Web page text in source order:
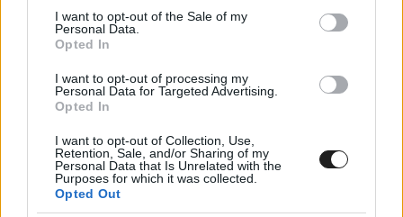
consent section.
I want to opt-out of the Sale of my
Personal Data.
Opted In
I want to opt-out of processing my
Personal Data for Targeted Advertising.
Opted In
I want to opt-out of Collection, Use,
Retention, Sale, and/or Sharing of my
Personal Data that Is Unrelated with the
Purposes for which it was collected.
Opted Out
Ricciardo szerepét olyannyira nagyra értékelik,
hogy az F1-es fotós, Kym Illman értesülései
szerint Austin egy jelképes városkulccsal
szerette volna őt megajándékozni a hétvégén. Az
Autosport a Red Bulltól úgy tudja, hogy a